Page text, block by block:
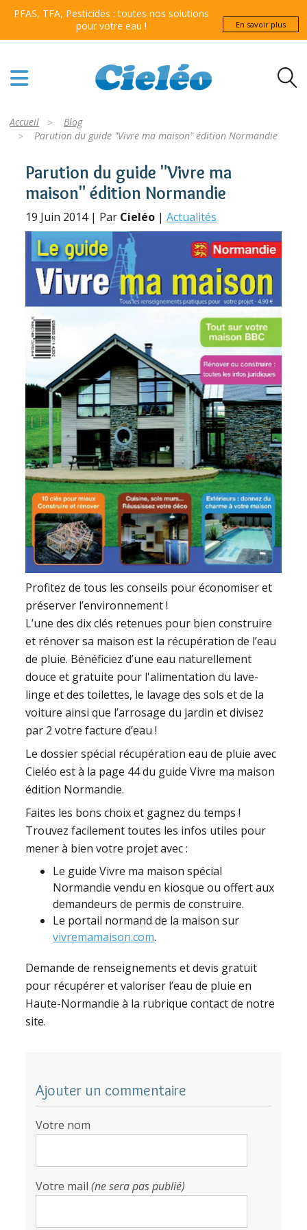
PFAS, TFA, Pesticides : toutes nos solutions
pour votre eau !
En savoir plus
Accueil
Blog
Parution du guide "Vivre ma maison" édition Normandie
Parution du guide "Vivre ma
maison" édition Normandie
19 Juin 2014 | Par Cieléo |Actualités
Profitez de tous les conseils pour économiser et
préserver l’environnement !
L’une des dix clés retenues pour bien construire
et rénover sa maison est la récupération de l’eau
de pluie. Bénéficiez d’une eau naturellement
douce et gratuite pour l'alimentation du lave-
linge et des toilettes, le lavage des sols et de la
voiture ainsi que l’arrosage du jardin et divisez
par 2 votre facture d’eau !
Le dossier spécial récupération eau de pluie avec
Cieléo est à la page 44 du guide Vivre ma maison
édition Normandie.
Faites les bons choix et gagnez du temps !
Trouvez facilement toutes les infos utiles pour
mener à bien votre projet avec :
Le guide Vivre ma maison spécial
Normandie vendu en kiosque ou offert aux
demandeurs de permis de construire.
Le portail normand de la maison sur
vivremamaison.com.
Demande de renseignements et devis gratuit
pour récupérer et valoriser l’eau de pluie en
Haute-Normandie à la rubrique contact de notre
site.
Ajouter un commentaire
Votre nom
Votre mail(ne sera pas publié)